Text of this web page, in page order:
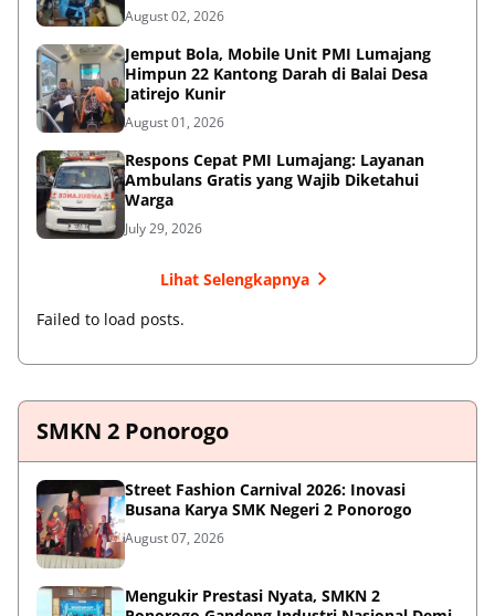
August 02, 2026
Jemput Bola, Mobile Unit PMI Lumajang
Himpun 22 Kantong Darah di Balai Desa
Jatirejo Kunir
August 01, 2026
Respons Cepat PMI Lumajang: Layanan
Ambulans Gratis yang Wajib Diketahui
Warga
July 29, 2026
Lihat Selengkapnya
Failed to load posts.
SMKN 2 Ponorogo
Street Fashion Carnival 2026: Inovasi
Busana Karya SMK Negeri 2 Ponorogo
August 07, 2026
Mengukir Prestasi Nyata, SMKN 2